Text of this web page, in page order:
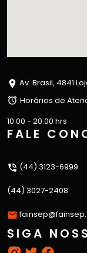
Av. Brasil, 4841
Horários de
10:00 - 20:00 hrs
FALE
(44) 3123-6999
(44) 3027-2408
SIGA